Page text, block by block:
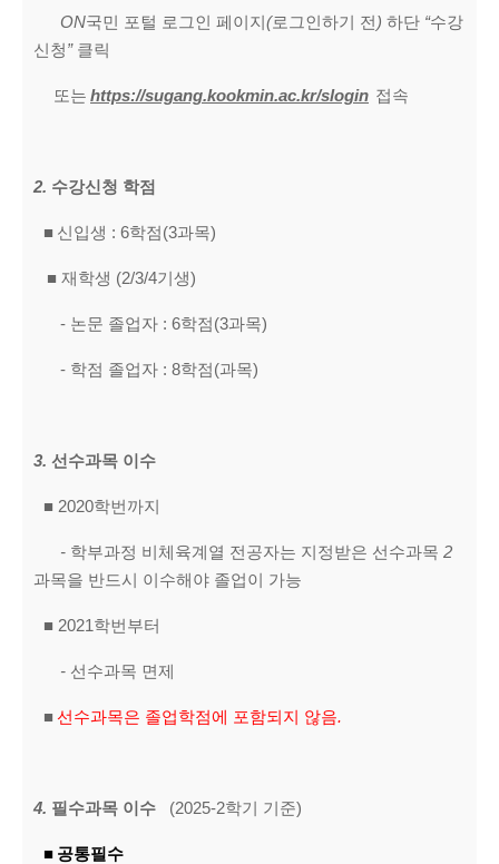
ON국민 포털 로그인 페이지 (로그인하기 전 ) 하단 “수강
신청” 클릭
또는 https://sugang.kookmin.ac.kr/slogin 접속
2. 수강신청 학점
■ 신입생 : 6학점(3과목)
■ 재학생 (2/3/4기생)
- 논문 졸업자 : 6학점(3과목)
- 학점 졸업자 : 8학점(과목)
3. 선수과목 이수
■ 2020학번까지
- 학부과정 비체육계열 전공자는 지정받은 선수과목 2
과목을 반드시 이수해야 졸업이 가능
■ 2021학번부터
- 선수과목 면제
■ 선수과목은 졸업학점에 포함되지 않음.
4. 필수과목 이수 (2025-2학기 기준)
■ 공통필수